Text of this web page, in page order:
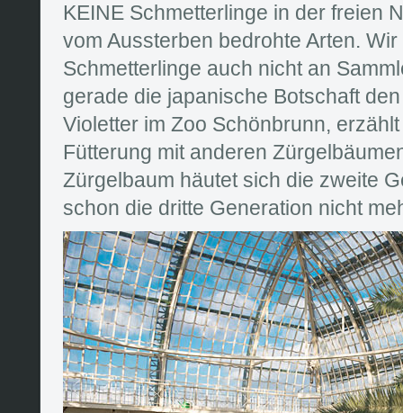
KEINE Schmetterlinge in der freien
vom Aussterben bedrohte Arten.
Schmetterlinge auch nicht an
gerade die japanische Botschaft
Violetter im Zoo Schönbrunn,
Fütterung mit anderen
Zürgelbaum häutet sich die zweite
schon die dritte Generation nicht